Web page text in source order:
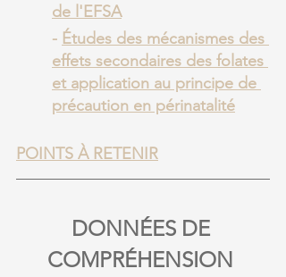
de l'EFSA
- Études des mécanismes des
effets secondaires des folates
et application au principe de
précaution en périnatalité
POINTS À RETENIR
DONNÉES DE
COMPRÉHENSION